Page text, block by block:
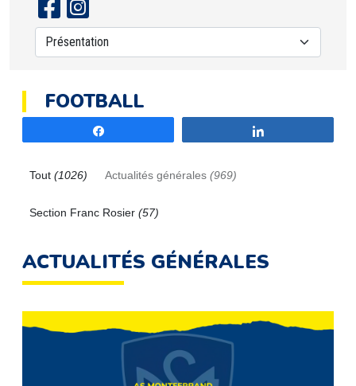
FOOTBALL
Tout (1026) Actualités générales (969)
Section Franc Rosier (57)
ACTUALITÉS GÉNÉRALES